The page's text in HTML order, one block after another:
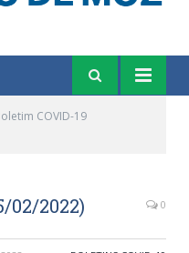
COVID-19
02/2022) 0